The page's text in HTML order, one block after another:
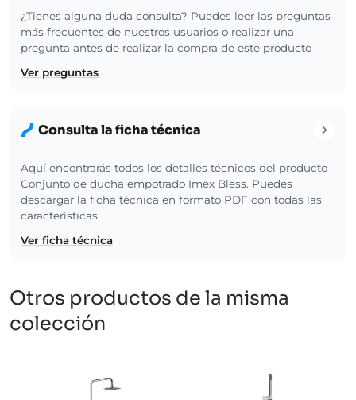
¿Tienes alguna duda consulta? Puedes leer las preguntas
más frecuentes de nuestros usuarios o realizar una
pregunta antes de realizar la compra de este producto
Ver preguntas
Consulta la ficha técnica
Aquí encontrarás todos los detalles técnicos del producto
Conjunto de ducha empotrado Imex Bless. Puedes
descargar la ficha técnica en formato PDF con todas las
características.
Ver ficha técnica
Otros productos de la misma
colección